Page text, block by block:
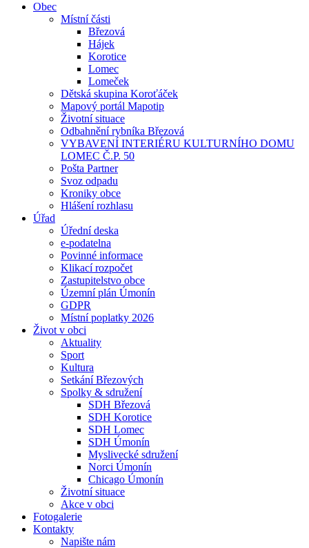
Obec
Místní části
Březová
Hájek
Korotice
Lomec
Lomeček
Dětská skupina Koroťáček
Mapový portál Mapotip
Životní situace
Odbahnění rybníka Březová
VYBAVENÍ INTERIÉRU KULTURNÍHO DOMU
LOMEC Č.P. 50
Pošta Partner
Svoz odpadu
Kroniky obce
Hlášení rozhlasu
Úřad
Úřední deska
e-podatelna
Povinné informace
Klikací rozpočet
Zastupitelstvo obce
Územní plán Úmonín
GDPR
Místní poplatky 2026
Život v obci
Aktuality
Sport
Kultura
Setkání Březových
Spolky & sdružení
SDH Březová
SDH Korotice
SDH Lomec
SDH Úmonín
Myslivecké sdružení
Norci Úmonín
Chicago Úmonín
Životní situace
Akce v obci
Fotogalerie
Kontakty
Napište nám